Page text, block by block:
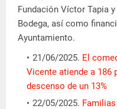
Fundación Víctor Tapia
Bodega, así como
Ayuntamiento.
21/06/2025. El
Vicente atiende a 186
descenso de un 13%
22/05/2025.